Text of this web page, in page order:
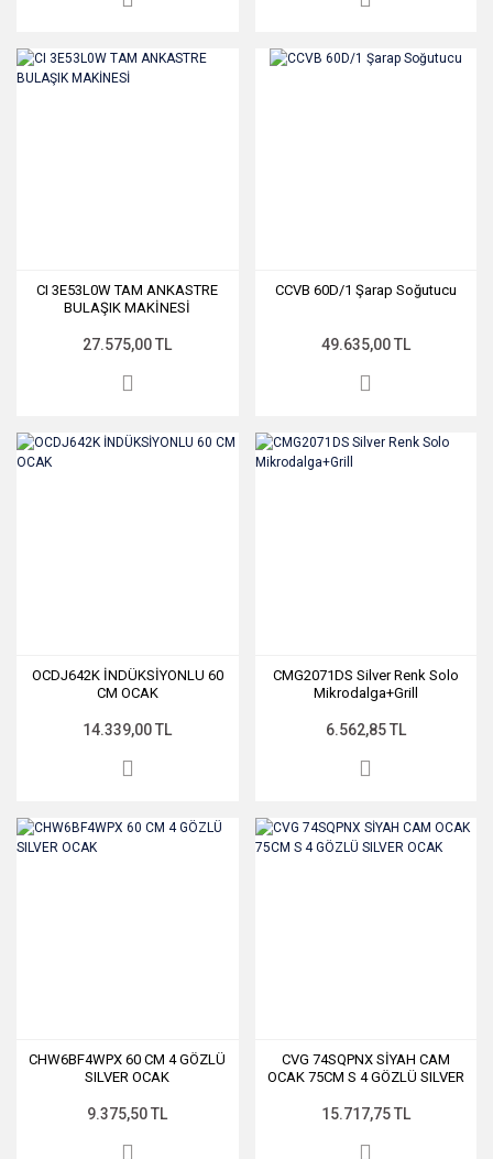
CI 3E53L0W TAM ANKASTRE
BULAŞIK MAKİNESİ
27.575,00 TL
CCVB 60D/1 Şarap Soğutucu
49.635,00 TL
OCDJ642K İNDÜKSİYONLU 60
CM OCAK
14.339,00 TL
CMG2071DS Silver Renk Solo
Mikrodalga+Grill
6.562,85 TL
CHW6BF4WPX 60 CM 4 GÖZLÜ
SILVER OCAK
9.375,50 TL
CVG 74SQPNX SİYAH CAM
OCAK 75CM S 4 GÖZLÜ SILVER
15.717,75 TL